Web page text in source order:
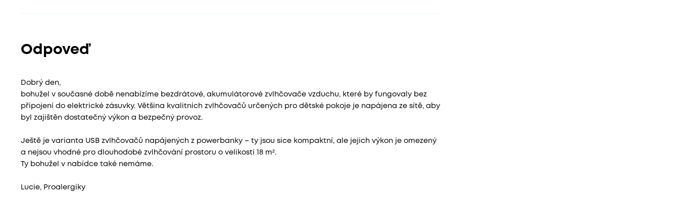
Odpoveď
Dobrý den,
bohužel v současné době nenabízíme bezdrátové, akumulátorové zvlhčovače vzduchu, které by fungovaly bez
připojení do elektrické zásuvky. Většina kvalitních zvlhčovačů určených pro dětské pokoje je napájena ze sítě, aby
byl zajištěn dostatečný výkon a bezpečný provoz.
Ještě je varianta USB zvlhčovačů napájených z powerbanky – ty jsou sice kompaktní, ale jejich výkon je omezený
a nejsou vhodné pro dlouhodobé zvlhčování prostoru o velikosti 18 m².
Ty bohužel v nabídce také nemáme.
Lucie, Proalergiky